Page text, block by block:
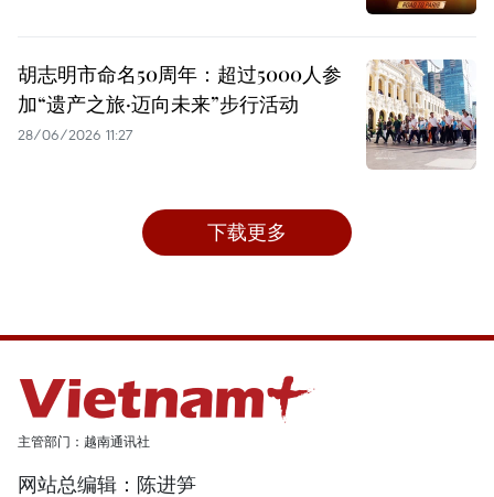
胡志明市命名50周年：超过5000人参
加“遗产之旅·迈向未来”步行活动
28/06/2026 11:27
下载更多
主管部门：越南通讯社
网站总编辑：陈进笋